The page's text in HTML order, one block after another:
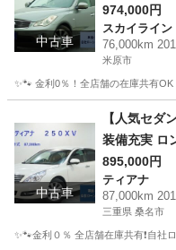
中古車
強い走りと
974,000円
スカイライン
76,000km
米原市
✨🐾 金利0％！全店舗の在庫共有
スカイライン
中古車
【人気セダ
装備充実 ロ
895,000円
ティアナ
87,000km
三重県 桑名市
✨🐾金利０％ 全店舗在庫共有❗️自